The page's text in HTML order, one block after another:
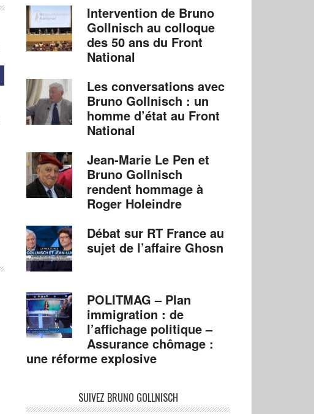
Intervention de Bruno
Gollnisch au colloque
des 50 ans du Front
National
Les conversations avec
Bruno Gollnisch : un
homme d’état au Front
National
Jean-Marie Le Pen et
Bruno Gollnisch
rendent hommage à
Roger Holeindre
Débat sur RT France au
sujet de l’affaire Ghosn
POLITMAG – Plan
immigration : de
l’affichage politique –
Assurance chômage :
une réforme explosive
SUIVEZ BRUNO GOLLNISCH